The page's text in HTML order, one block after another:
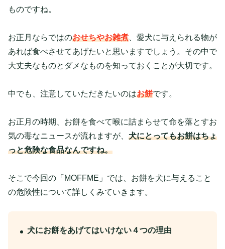
ものですね。
お正月ならではのおせちやお雑煮 、愛犬に与えられる物が
あれば食べさせてあげたいと思いますでしょう。その中で
大丈夫なものとダメなものを知っておくことが大切です。
中でも、注意していただきたいのはお餅です。
お正月の時期、お餅を食べて喉に詰まらせて命を落とすお
気の毒なニュースが流れますが、 犬にとってもお餅はちょ
っと危険な食品なんですね。
そこで今回の「MOFFME」では、お餅を犬に与えること
の危険性について詳しくみていきます。
犬にお餅をあげてはいけない４つの理由